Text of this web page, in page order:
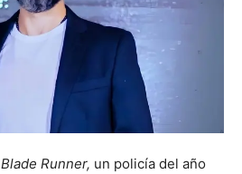
Blade Runner, un policía del año